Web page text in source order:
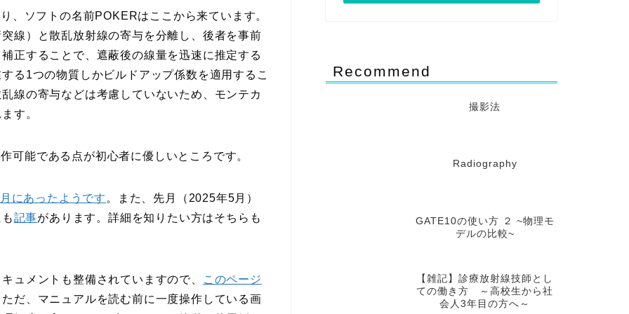
、ソフトの名前POKERはここから来ています。
線）と散乱放射線の寄与を分離し、後者を事前
正することで、遮蔽後の線量を迅速に推定する
る1つの物質しかビルドアップ係数を適用するこ
線の寄与などは考慮していないため、モンテカ
す。
可能である点が初心者に優しいところです。
にあったようです 。また、先月（2025年5月）
記事があります。詳細を知りたい方はそちらも
ュメントも整備されていますので、
このページ
だ、マニュアルを読む前に一度操作している画
Recommend
撮影法
Radiography
GATE10の使い方 ２ ~物理モ
デルの比較~
【雑記】診療放射線技師とし
ての働き方 ～高校生から社
会人3年目の方へ～